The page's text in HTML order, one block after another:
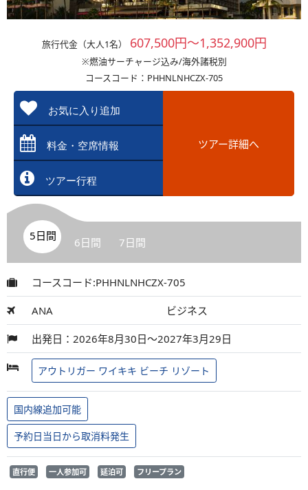
旅行代金（大人1名） 607,500円～1,352,900円
※燃油サーチャージ込み/海外諸税別
コースコード：PHHNLNHCZX-705
お気に入り追加
料金・空席情報
ツアー行程
ツアー詳細へ
5日間 6日間 7日間
コースコード:PHHNLNHCZX-705
ANA ビジネス
出発日：2026年8月30日～2027年3月29日
アウトリガー ワイキキ ビーチ リゾート
国内線追加可能
予約日当日から取消料発生
直行便 一人参加可 延泊可 フリープラン